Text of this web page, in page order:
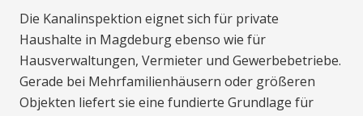
Die Kanalinspektion eignet sich für private
Haushalte in Magdeburg ebenso wie für
Hausverwaltungen, Vermieter und Gewerbebetriebe.
Gerade bei Mehrfamilienhäusern oder größeren
Objekten liefert sie eine fundierte Grundlage für